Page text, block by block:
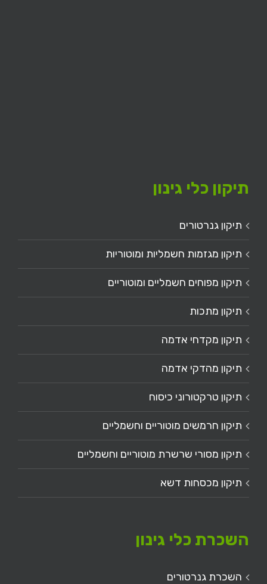
תיקון כלי גינון
תיקון גנרטורים
תיקון מגזמות חשמליות ומוטוריות
תיקון מפוחים חשמליים ומוטוריים
תיקון מתכות
תיקון מקדחי אדמה
תיקון מהדקי אדמה
תיקון טרקטורוני כיסוח
תיקון חרמשים מוטוריים וחשמליים
תיקון מסורי שרשרת מוטוריים וחשמליים
תיקון מכסחות דשא
השכרת כלי גינון
השכרת גנרטורים